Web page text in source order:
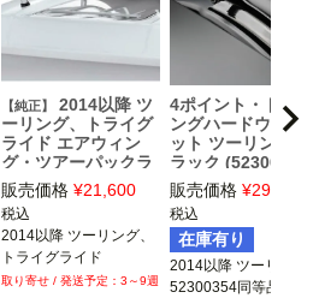
【純正】
2014以降 ツ
ーリング、トライグ
ライド エアウィン
グ・ツアーパックラ
ック用 LEDテールラ
イト (クローム/スモ
ーク)
販売価格 ¥21,600
税込
2014以降 ツーリング、
トライグライド
3～9週
4ポイント・ドッキ
ングハードウェア
ット ツーリング ブ
ラック (52300354)
販売価格 ¥29,800
税込
在庫有り
2014以降 ツーリング
52300354同等品